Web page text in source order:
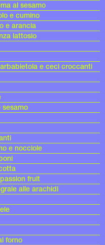
al sesamo
e cumino
e arancia
lattosio
e ceci croccanti
sesamo
e nocciole
fruit
alle arachidi
forno